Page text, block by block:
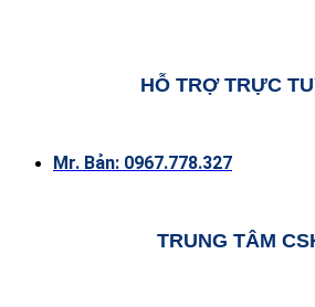
HỖ TRỢ TRỰC
Mr. Bản: 0967.778.327
TRUNG TÂM